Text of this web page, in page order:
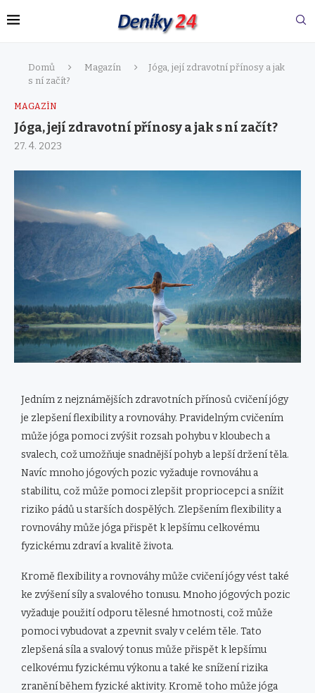
Domů Magazín
Jóga, její zdravotní přínosy a jak
s ní začít?
MAGAZÍN
Jóga, její zdravotní přínosy a jak s ní začít?
27. 4. 2023
Jedním z nejznámějších zdravotních přínosů cvičení jógy
je zlepšení flexibility a rovnováhy. Pravidelným cvičením
může jóga pomoci zvýšit rozsah pohybu v kloubech a
svalech, což umožňuje snadnější pohyb a lepší držení těla.
Navíc mnoho jógových pozic vyžaduje rovnováhu a
stabilitu, což může pomoci zlepšit propriocepci a snížit
riziko pádů u starších dospělých. Zlepšením flexibility a
rovnováhy může jóga přispět k lepšímu celkovému
fyzickému zdraví a kvalitě života.
Kromě flexibility a rovnováhy může cvičení jógy vést také
ke zvýšení síly a svalového tonusu. Mnoho jógových pozic
vyžaduje použití odporu tělesné hmotnosti, což může
pomoci vybudovat a zpevnit svaly v celém těle. Tato
zlepšená síla a svalový tonus může přispět k lepšímu
celkovému fyzickému výkonu a také ke snížení rizika
zranění během fyzické aktivity. Kromě toho může jóga